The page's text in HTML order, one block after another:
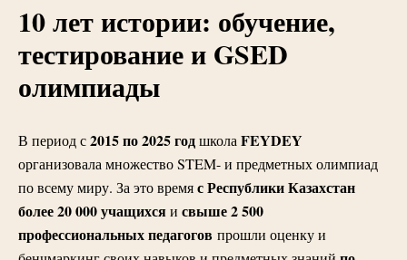
10 лет истории: обучение,
тестирование и GSED
олимпиады
В период с2015 по 2025 годшколаFEYDEY
организовала множество STEM- и предметных олимпиад
по всему миру. За это времяс Республики Казахстан
более 20 000 учащихсяи свыше 2 500
профессиональных педагогов прошли оценку и